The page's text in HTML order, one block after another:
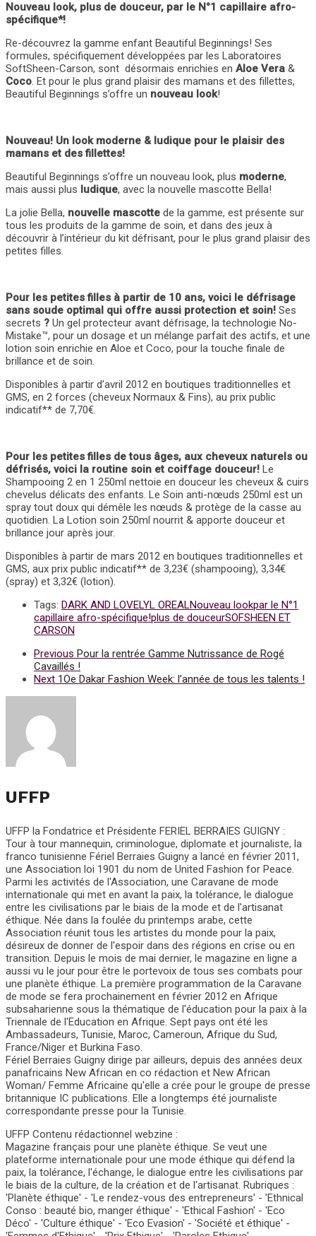
Nouveau look, plus de douceur, par le N°1 capillaire afro-
spécifique*!
Re-découvrez la gamme enfant Beautiful Beginnings! Ses
formules, spécifiquement développées par les Laboratoires
SoftSheen-Carson, sont désormais enrichies en Aloe Vera &
Coco. Et pour le plus grand plaisir des mamans et des fillettes,
Beautiful Beginnings s’offre un nouveau look!
Nouveau! Un look moderne & ludique pour le plaisir des
mamans et des fillettes!
Beautiful Beginnings s’offre un nouveau look, plus moderne,
mais aussi plus ludique, avec la nouvelle mascotte Bella!
La jolie Bella, nouvelle mascotte de la gamme, est présente sur
tous les produits de la gamme de soin, et dans des jeux à
découvrir à l’intérieur du kit défrisant, pour le plus grand plaisir des
petites filles.
Pour les petites filles à partir de 10 ans, voici le défrisage
sans soude optimal qui offre aussi protection et soin! Ses
secrets ? Un gel protecteur avant défrisage, la technologie No-
Mistake™, pour un dosage et un mélange parfait des actifs, et une
lotion soin enrichie en Aloe et Coco, pour la touche finale de
brillance et de soin.
Disponibles à partir d’avril 2012 en boutiques traditionnelles et
GMS, en 2 forces (cheveux Normaux & Fins), au prix public
indicatif** de 7,70€.
Pour les petites filles de tous âges, aux cheveux naturels ou
défrisés, voici la routine soin et coiffage douceur! Le
Shampooing 2 en 1 250ml nettoie en douceur les cheveux & cuirs
chevelus délicats des enfants. Le Soin anti-nœuds 250ml est un
spray tout doux qui démêle les nœuds & protège de la casse au
quotidien. La Lotion soin 250ml nourrit & apporte douceur et
brillance jour après jour.
Disponibles à partir de mars 2012 en boutiques traditionnelles et
GMS, aux prix public indicatif** de 3,23€ (shampooing), 3,34€
(spray) et 3,32€ (lotion).
Tags: DARK AND LOVELYL OREALNouveau lookpar le N°1
capillaire afro-spécifique!plus de douceurSOFSHEEN ET
CARSON
Previous Pour la rentrée Gamme Nutrissance de Rogé
Cavaillés !
Next 1Oe Dakar Fashion Week: l’année de tous les talents !
UFFP
UFFP la Fondatrice et Présidente FERIEL BERRAIES GUIGNY :
Tour à tour mannequin, criminologue, diplomate et journaliste, la
franco tunisienne Fériel Berraies Guigny a lancé en février 2011,
une Association loi 1901 du nom de United Fashion for Peace.
Parmi les activités de l'Association, une Caravane de mode
internationale qui met en avant la paix, la tolérance, le dialogue
entre les civilisations par le biais de la mode et de l'artisanat
éthique. Née dans la foulée du printemps arabe, cette
Association réunit tous les artistes du monde pour la paix,
désireux de donner de l'espoir dans des régions en crise ou en
transition. Depuis le mois de mai dernier, le magazine en ligne a
aussi vu le jour pour être le portevoix de tous ses combats pour
une planète éthique. La première programmation de la Caravane
de mode se fera prochainement en février 2012 en Afrique
subsaharienne sous la thématique de l'éducation pour la paix à la
Triennale de l'Education en Afrique. Sept pays ont été les
Ambassadeurs, Tunisie, Maroc, Cameroun, Afrique du Sud,
France/Niger et Burkina Faso.
Fériel Berraies Guigny dirige par ailleurs, depuis des années deux
panafricains New African en co rédaction et New African
Woman/ Femme Africaine qu'elle a crée pour le groupe de presse
britannique IC publications. Elle a longtemps été journaliste
correspondante presse pour la Tunisie.
UFFP Contenu rédactionnel webzine :
Magazine français pour une planète éthique. Se veut une
plateforme internationale pour une mode éthique qui défend la
paix, la tolérance, l'échange, le dialogue entre les civilisations par
le biais de la culture, de la création et de l'artisanat. Rubriques :
'Planète éthique' - 'Le rendez-vous des entrepreneurs' - 'Ethnical
Conso : beauté bio, manger éthique' - 'Ethical Fashion' - 'Eco
Déco' - 'Culture éthique' - 'Eco Evasion' - 'Société et éthique' -